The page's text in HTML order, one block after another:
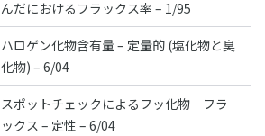
んだにおけるフラックス率 – 1/95
ハロゲン化物含有量 – 定量的 (塩化物と臭
化物) – 6/04
スポットチェックによるフッ化物 フラ
ックス – 定性 – 6/04